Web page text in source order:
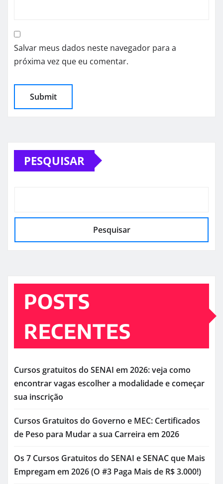
Salvar meus dados neste navegador para a
próxima vez que eu comentar.
PESQUISAR
Pesquisar
POSTS
RECENTES
Cursos gratuitos do SENAI em 2026: veja como
encontrar vagas escolher a modalidade e começar
sua inscrição
Cursos Gratuitos do Governo e MEC: Certificados
de Peso para Mudar a sua Carreira em 2026
Os 7 Cursos Gratuitos do SENAI e SENAC que Mais
Empregam em 2026 (O #3 Paga Mais de R$ 3.000!)